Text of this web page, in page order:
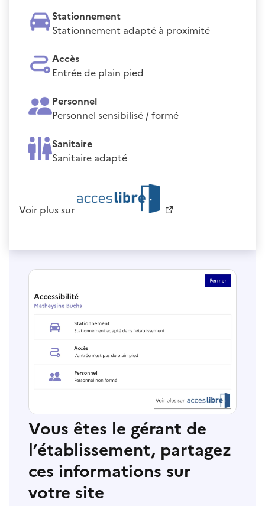
Stationnement
Stationnement adapté à proximité
Accès
Entrée de plain pied
Personnel
Personnel sensibilisé / formé
Sanitaire
Sanitaire adapté
Voir plus sur
Vous êtes le gérant de
l’établissement, partagez
ces informations sur
votre site